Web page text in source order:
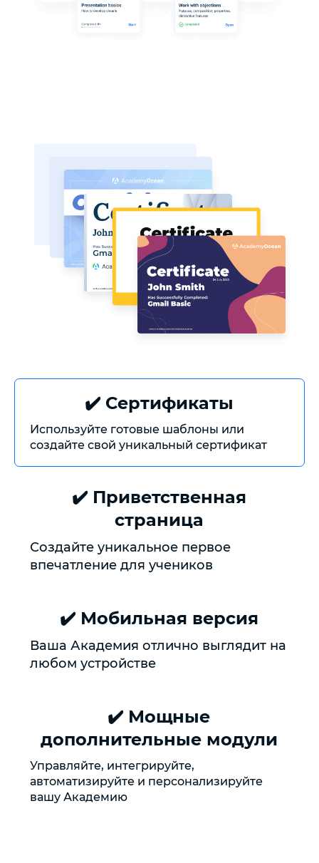
✔️ Сертификаты
Используйте готовые шаблоны или
создайте свой уникальный сертификат
✔️ Приветственная
страница
Создайте уникальное первое
впечатление для учеников
✔️ Мобильная версия
Ваша Академия отлично выглядит на
любом устройстве
✔️ Мощные
дополнительные модули
Управляйте, интегрируйте,
автоматизируйте и персонализируйте
вашу Академию